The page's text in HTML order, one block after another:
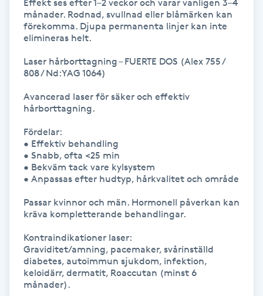
Kosmetisk tatuering
Kroppspeeling
Käkledsbehandling
Kärlbehandling
Lashlift Keratin
LED-ljusterapi
Effekt ses efter 1–2 veckor och varar vanligen 3–4
månader. Rodnad, svullnad eller blåmärken kan
förekomma. Djupa permanenta linjer kan inte
elimineras helt.
Laser hårborttagning – FUERTE DOS (Alex 755 /
808 / Nd:YAG 1064)
Avancerad laser för säker och effektiv
hårborttagning.
Fördelar:
• Effektiv behandling
• Snabb, ofta <25 min
• Bekväm tack vare kylsystem
• Anpassas efter hudtyp, hårkvalitet och område
Passar kvinnor och män. Hormonell påverkan kan
kräva kompletterande behandlingar.
Kontraindikationer laser:
Graviditet/amning, pacemaker, svårinställd
diabetes, autoimmun sjukdom, infektion,
keloidärr, dermatit, Roaccutan (minst 6
månader).